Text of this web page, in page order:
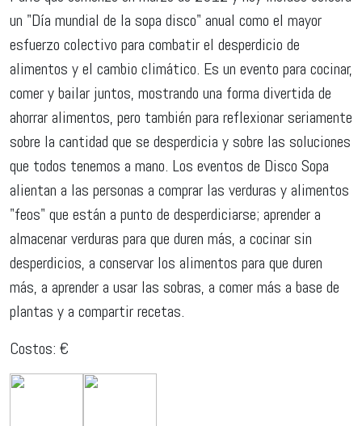
un "Día mundial de la sopa disco" anual como el mayor
esfuerzo colectivo para combatir el desperdicio de
alimentos y el cambio climático. Es un evento para cocinar,
comer y bailar juntos, mostrando una forma divertida de
ahorrar alimentos, pero también para reflexionar seriamente
sobre la cantidad que se desperdicia y sobre las soluciones
que todos tenemos a mano. Los eventos de Disco Sopa
alientan a las personas a comprar las verduras y alimentos
"feos" que están a punto de desperdiciarse; aprender a
almacenar verduras para que duren más, a cocinar sin
desperdicios, a conservar los alimentos para que duren
más, a aprender a usar las sobras, a comer más a base de
plantas y a compartir recetas.
Costos: €